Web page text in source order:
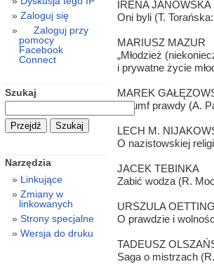
IRENA JANOWSKA
Oni byli (T.
MARIUSZ MAZUR
„Młodzież
i prywatne życie
MAREK
Tryumf prawdy (A.
LECH M.
O nazistowskiej
JACEK TEBINKA
Zabić wodza (R.
URSZULA
O prawdzie i
TADEUSZ
Saga o mistrzach
Zaloguj się
Zaloguj przy
pomocy
Facebook
Connect
Szukaj
Narzędzia
Linkujące
Zmiany w
linkowanych
Strony specjalne
Wersja do druku